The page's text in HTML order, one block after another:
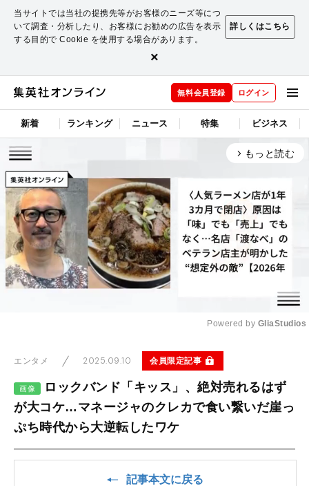
当サイトでは当社の提携先等がお客様のニーズ等につ
いて調査・分析したり、お客様にお勧めの広告を表示
する目的で Cookie を使用する場合があります。
詳しくはこちら
×
無料会員登録 ログイン
新着 ランキング ニュース 特集 ビジネス
arrow_forward_ios もっと読む
Powered by GliaStudios
エンタメ 2025.09.10 会員限定記事
画像
ロックバンド「キッス」、絶対売れるはず
が大コケ…マネージャのクレカで食い繋いだ崖っ
ぷち時代から大逆転したワケ
記事本文に戻る